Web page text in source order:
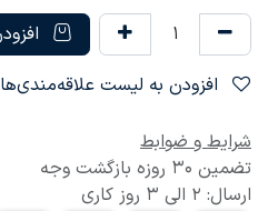
شرایط و ضوابط
تضمین 30 روزه بازگشت وجه
ارسال: 2 الی 3 روز کاری